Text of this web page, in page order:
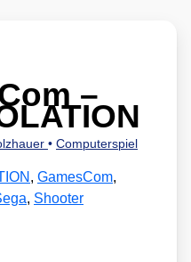
–
• Computerspiel
, GamesCom,
, Shooter